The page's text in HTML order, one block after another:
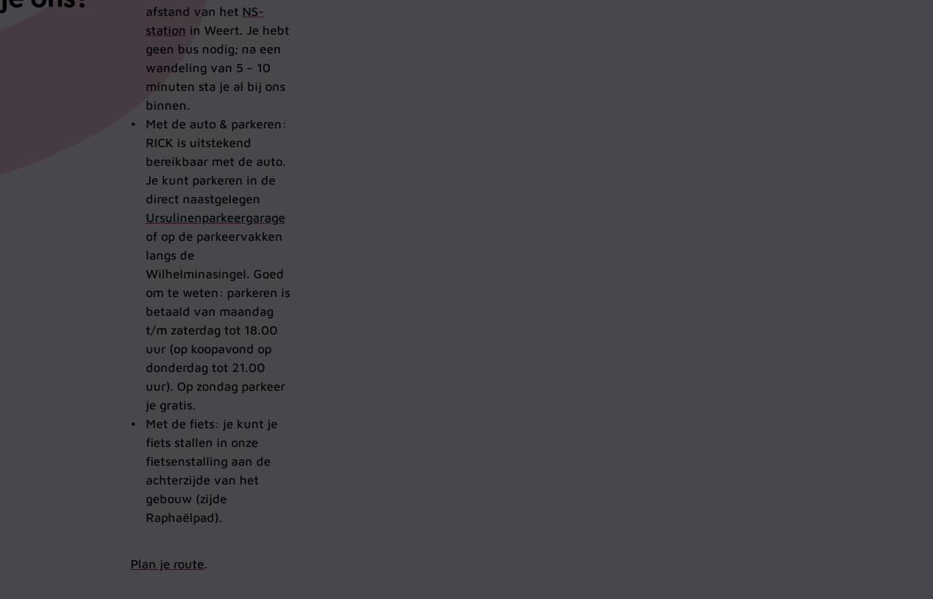
afstand van het NS-
station in Weert. Je hebt
geen bus nodig; na een
wandeling van 5 – 10
minuten sta je al bij ons
binnen.
Met de auto & parkeren:
RICK is uitstekend
bereikbaar met de auto.
Je kunt parkeren in de
direct naastgelegen
Ursulinenparkeergarage
of op de parkeervakken
langs de
Wilhelminasingel. Goed
om te weten: parkeren is
betaald van maandag
t/m zaterdag tot 18.00
uur (op koopavond op
donderdag tot 21.00
uur). Op zondag parkeer
je gratis.
Met de fiets: je kunt je
fiets stallen in onze
fietsenstalling aan de
achterzijde van het
gebouw (zijde
Raphaëlpad).
Plan je route.